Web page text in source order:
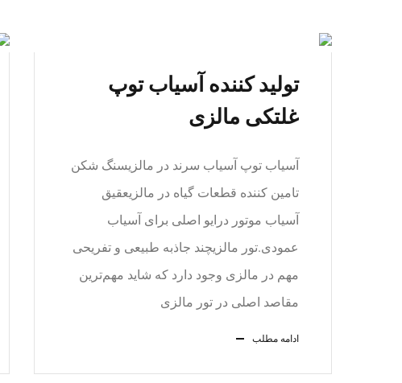
تولید کننده آسیاب توپ
غلتکی مالزی
آسیاب توپ آسیاب سرند در مالزیسنگ شکن
تامین کننده قطعات گیاه در مالزی عقیق
آسیاب موتور درایو اصلی برای آسیاب
عمودی.تور مالزیچند جاذبه طبیعی و تفریحی
مهم در مالزی وجود دارد که شاید مهم‌ترین
مقاصد اصلی در تور مالزی
ادامه مطلب